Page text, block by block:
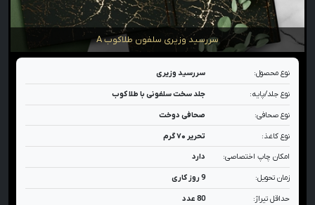
سررسید وزیری سلفون طلاکوب A
نوع محصول: سررسید وزیری
نوع جلد/پایه: جلد سخت سلفونی با طلا کوب
نوع صحافی: صحافی دوخت
نوع کاغذ: تحریر ۷۰ گرم
امکان چاپ اختصاصی: دارد
زمان تحویل: 9 روز کاری
حداقل تیراژ: 80 عدد